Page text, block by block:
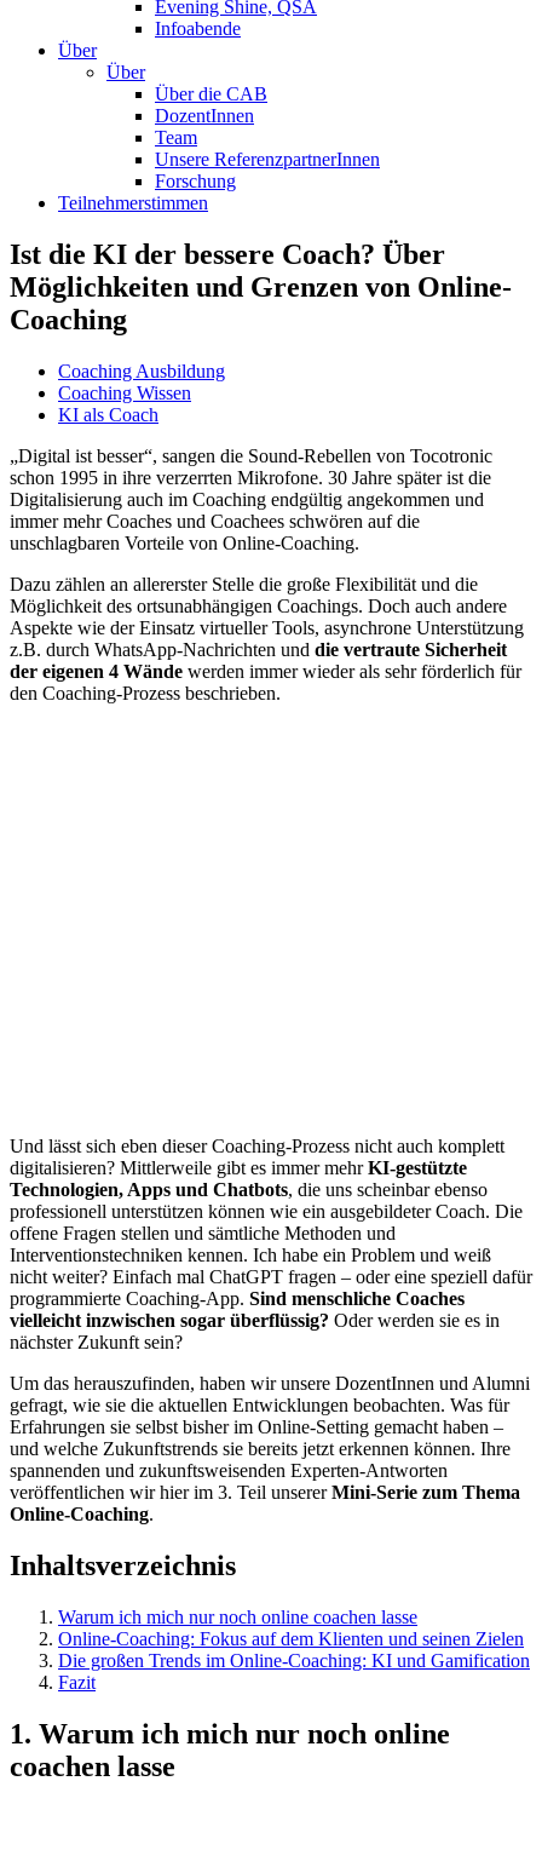
Evening Shine, QSA
Infoabende
Über
Über
Über die CAB
DozentInnen
Team
Unsere ReferenzpartnerInnen
Forschung
Teilnehmerstimmen
Ist die KI der bessere Coach? Über
Möglichkeiten und Grenzen von Online-
Coaching
Coaching Ausbildung
Coaching Wissen
KI als Coach
„Digital ist besser“, sangen die Sound-Rebellen von Tocotronic
schon 1995 in ihre verzerrten Mikrofone. 30 Jahre später ist die
Digitalisierung auch im Coaching endgültig angekommen und
immer mehr Coaches und Coachees schwören auf die
unschlagbaren Vorteile von Online-Coaching.
Dazu zählen an allererster Stelle die große Flexibilität und die
Möglichkeit des ortsunabhängigen Coachings. Doch auch andere
Aspekte wie der Einsatz virtueller Tools, asynchrone Unterstützung
z.B. durch WhatsApp-Nachrichten und die vertraute Sicherheit
der eigenen 4 Wände werden immer wieder als sehr förderlich für
den Coaching-Prozess beschrieben.
Und lässt sich eben dieser Coaching-Prozess nicht auch komplett
digitalisieren? Mittlerweile gibt es immer mehrKI-gestützte
Technologien, Apps und Chatbots, die uns scheinbar ebenso
professionell unterstützen können wie ein ausgebildeter Coach. Die
offene Fragen stellen und sämtliche Methoden und
Interventionstechniken kennen. Ich habe ein Problem und weiß
nicht weiter? Einfach mal ChatGPT fragen – oder eine speziell dafür
programmierte Coaching-App. Sind menschliche Coaches
vielleicht inzwischen sogar überflüssig? Oder werden sie es in
nächster Zukunft sein?
Um das herauszufinden, haben wir unsere DozentInnen und Alumni
gefragt, wie sie die aktuellen Entwicklungen beobachten. Was für
Erfahrungen sie selbst bisher im Online-Setting gemacht haben –
und welche Zukunftstrends sie bereits jetzt erkennen können. Ihre
spannenden und zukunftsweisenden Experten-Antworten
veröffentlichen wir hier im 3. Teil unsererMini-Serie zum Thema
Online-Coaching.
Inhaltsverzeichnis
Warum ich mich nur noch online coachen lasse
Online-Coaching: Fokus auf dem Klienten und seinen Zielen
Die großen Trends im Online-Coaching: KI und Gamification
Fazit
1. Warum ich mich nur noch online
coachen lasse